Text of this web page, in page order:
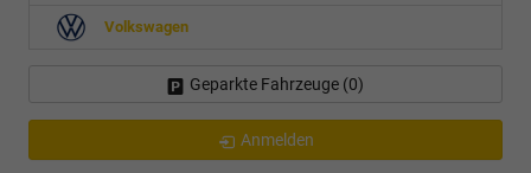
Volkswagen
Geparkte Fahrzeuge (0)
Anmelden